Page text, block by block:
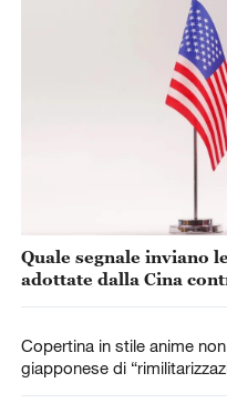
Quale segnale inviano
adottate dalla Cina
Copertina in stile anime
giapponese di